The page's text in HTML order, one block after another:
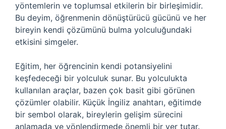
yöntemlerin ve toplumsal etkilerin bir birleşimidir.
Bu deyim, öğrenmenin dönüştürücü gücünü ve her
bireyin kendi çözümünü bulma yolculuğundaki
etkisini simgeler.
Eğitim, her öğrencinin kendi potansiyelini
keşfedeceği bir yolculuk sunar. Bu yolculukta
kullanılan araçlar, bazen çok basit gibi görünen
çözümler olabilir. Küçük İngiliz anahtarı, eğitimde
bir sembol olarak, bireylerin gelişim sürecini
anlamada ve yönlendirmede önemli bir yer tutar.